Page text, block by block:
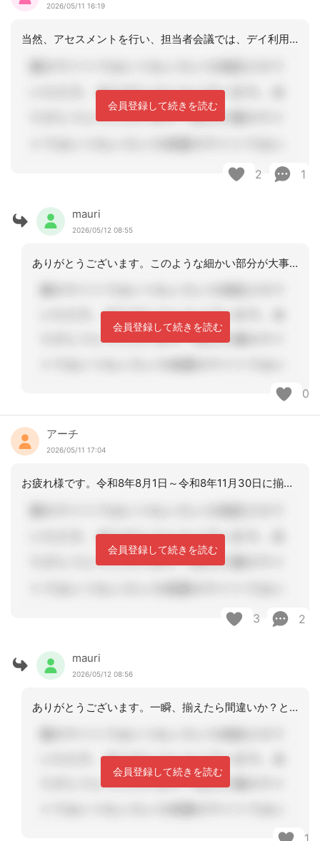
2026/05/11 16:19
当然、アセスメントを行い、担当者会議では、デイ利用についても話し合われた前提です
会員登録して続きを読む
2 1
mauri
2026/05/12 08:55
ありがとうございます。このような細かい部分が大事、と思っても実務研修では説明がな
会員登録して続きを読む
0
アーチ
2026/05/11 17:04
お疲れ様です。令和8年8月1日～令和8年11月30日に揃えています
会員登録して続きを読む
3 2
mauri
2026/05/12 08:56
ありがとうございます。一瞬、揃えたら間違いか？と不安に思ってしまいました。
会員登録して続きを読む
1